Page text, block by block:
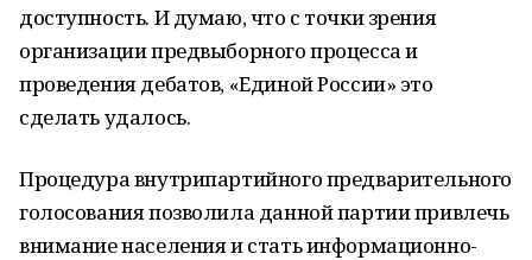
доступность. И думаю, что с точки зрения
организации предвыборного процесса и
проведения дебатов, «Единой России» это
сделать удалось.
Процедура внутрипартийного предварительного
голосования позволила данной партии привлечь
внимание населения и стать информационно-